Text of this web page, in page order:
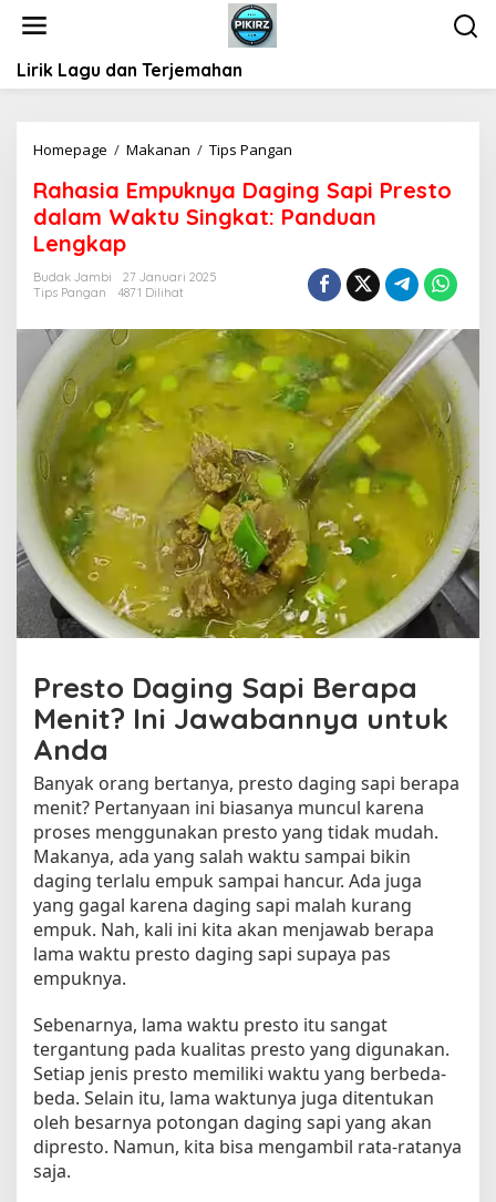
Lirik Lagu dan Terjemahan
Homepage / Makanan / Tips Pangan
h
a
m
p
u
k
n
y
a
D
a
g
i
n
g
S
a
i
P
r
o
d
a
l
a
m
W
u
S
i
n
g
k
Rahasia Empuknya Daging Sapi Presto
dalam Waktu Singkat: Panduan
Lengkap
Budak Jambi
27 Januari 2025
Tips Pangan
4871 Dilihat
Presto Daging Sapi Berapa
Menit? Ini Jawabannya untuk
Anda
Banyak orang bertanya, presto daging sapi berapa
menit? Pertanyaan ini biasanya muncul karena
proses menggunakan presto yang tidak mudah.
Makanya, ada yang salah waktu sampai bikin
daging terlalu empuk sampai hancur. Ada juga
yang gagal karena daging sapi malah kurang
empuk. Nah, kali ini kita akan menjawab berapa
lama waktu presto daging sapi supaya pas
empuknya.
Sebenarnya, lama waktu presto itu sangat
tergantung pada kualitas presto yang digunakan.
Setiap jenis presto memiliki waktu yang berbeda-
beda. Selain itu, lama waktunya juga ditentukan
oleh besarnya potongan daging sapi yang akan
dipresto. Namun, kita bisa mengambil rata-ratanya
saja.